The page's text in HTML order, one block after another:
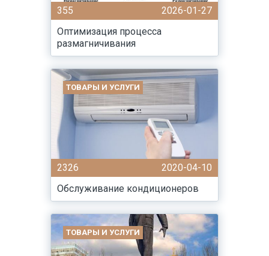
355
2026-01-27
Оптимизация процесса
размагничивания
ТОВАРЫ И УСЛУГИ
2326
2020-04-10
Обслуживание кондиционеров
ТОВАРЫ И УСЛУГИ